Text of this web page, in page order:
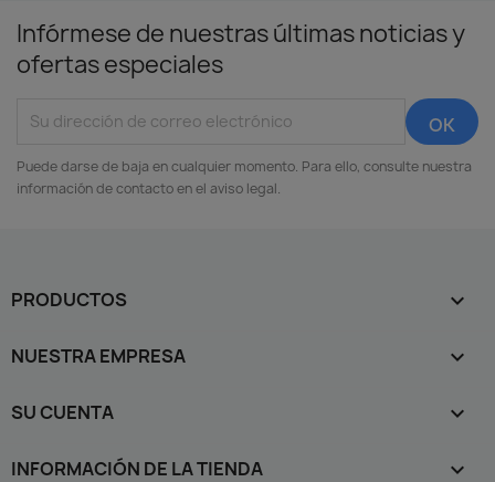
Infórmese de nuestras últimas noticias y
ofertas especiales
Puede darse de baja en cualquier momento. Para ello, consulte nuestra
información de contacto en el aviso legal.
PRODUCTOS 
NUESTRA EMPRESA 
SU CUENTA 
INFORMACIÓN DE LA TIENDA keyboard_arrow_down